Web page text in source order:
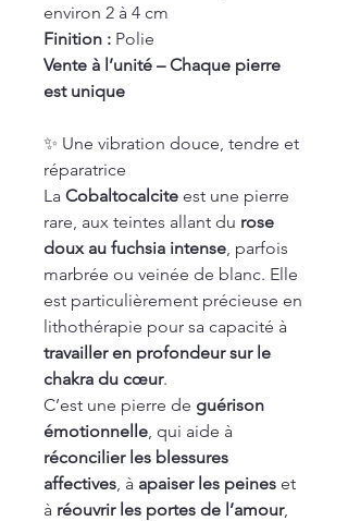
environ 2 à 4 cm
Finition : Polie
Vente à l’unité – Chaque pierre
est unique
✨ Une vibration douce, tendre et
réparatrice
La Cobaltocalcite est une pierre
rare, aux teintes allant du rose
doux au fuchsia intense, parfois
marbrée ou veinée de blanc. Elle
est particulièrement précieuse en
lithothérapie pour sa capacité à
travailler en profondeur sur le
chakra du cœur.
C’est une pierre de guérison
émotionnelle, qui aide à
réconcilier les blessures
affectives, à apaiser les peines et
à réouvrir les portes de l’amour,